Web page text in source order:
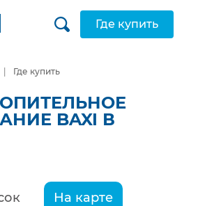
Где купить
Где купить
BAXI В
На карте